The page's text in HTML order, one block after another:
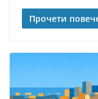
Прочети